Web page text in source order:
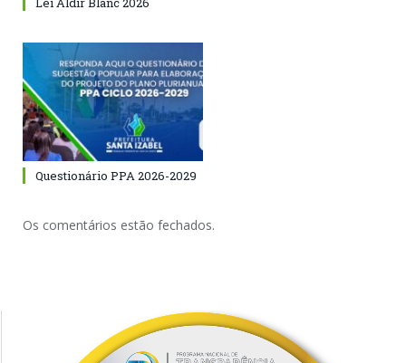
Questionário PPA 2026-2029
Os comentários estão fechados.